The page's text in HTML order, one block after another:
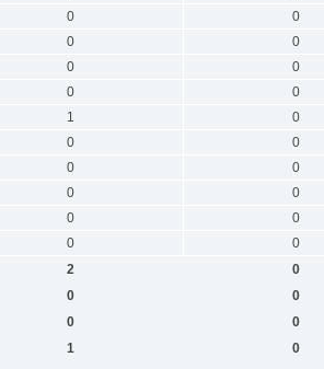
0 0
0 0
0 0
0 0
1 0
0 0
0 0
0 0
0 0
0 0
2 0
0 0
0 0
1 0